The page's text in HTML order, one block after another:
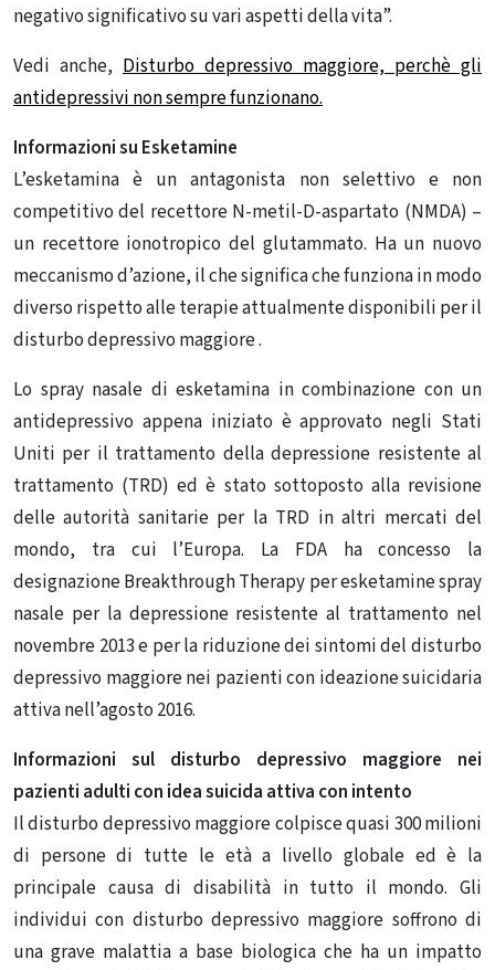
negativo significativo su vari aspetti della vita”.
Vedi anche, Disturbo depressivo maggiore, perchè gli
antidepressivi non sempre funzionano.
Informazioni su Esketamine
L’esketamina è un antagonista non selettivo e non
competitivo del recettore N-metil-D-aspartato (NMDA) –
un recettore ionotropico del glutammato. Ha un nuovo
meccanismo d’azione, il che significa che funziona in modo
diverso rispetto alle terapie attualmente disponibili per il
disturbo depressivo maggiore .
Lo spray nasale di esketamina in combinazione con un
antidepressivo appena iniziato è approvato negli Stati
Uniti per il trattamento della depressione resistente al
trattamento (TRD) ed è stato sottoposto alla revisione
delle autorità sanitarie per la TRD in altri mercati del
mondo, tra cui l’Europa.
La FDA ha concesso la
designazione Breakthrough Therapy per esketamine spray
nasale per la depressione resistente al trattamento nel
novembre 2013 e per la riduzione dei sintomi del disturbo
depressivo maggiore nei pazienti con ideazione suicidaria
attiva nell’agosto 2016.
Informazioni sul disturbo depressivo maggiore nei
pazienti adulti con idea suicida attiva con intento
Il disturbo depressivo maggiore colpisce quasi 300 milioni
di persone di tutte le età a livello globale ed è la
principale causa di disabilità in tutto il mondo. Gli
individui con disturbo depressivo maggiore soffrono di
una grave malattia a base biologica che ha un impatto